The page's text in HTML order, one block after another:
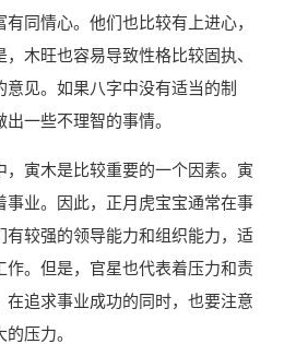
同情心。他们也比较有上进心，
木旺也容易导致性格比较固执、
见。如果八字中没有适当的制
一些不理智的事情。
，寅木是比较重要的一个因素。寅
事业。因此，正月虎宝宝通常在事
有较强的领导能力和组织能力，适
作。但是，官星也代表着压力和责
追求事业成功的同时，也要注意
压力。